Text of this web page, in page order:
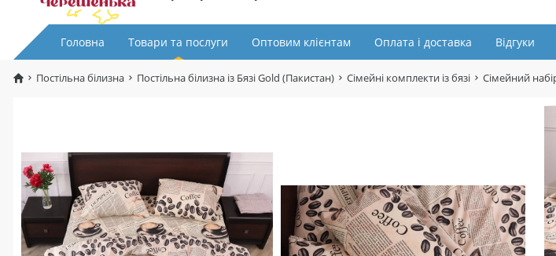
Головна Товари та послуги Оптовим клієнтам Оплата і доставка Відгуки
Постільна білизна Постільна білизна із Бязі Gold (Пакистан) Сімейні комплекти із бязі Сімейний